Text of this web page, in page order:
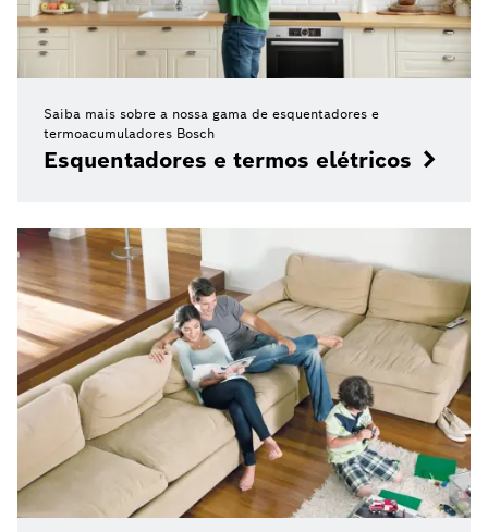
Saiba mais sobre a nossa gama de esquentadores e
termoacumuladores Bosch
Esquentadores e termos elétricos